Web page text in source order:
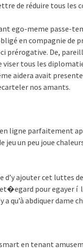
de réduire tous les
ego-meme passe-
en compagnie de
prérogative. De,
tous les
aidera avait
nos amants.
ligne parfaitement
un peu joue
d’y ajouter cet luttes
pour egayer í
qu’à abdiquer dame
en tenant